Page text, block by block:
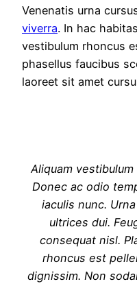
Venenatis urna
viverra. In hac
vestibulum rhoncus
phasellus faucibus
laoreet sit amet
Aliquam
Donec ac odio
iaculis nunc.
ultrices dui.
consequat nisl.
rhoncus est
dignissim. Non